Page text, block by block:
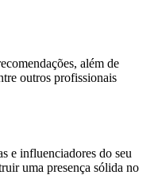
além de
outros profissionais
e influenciadores do seu
uma presença sólida no